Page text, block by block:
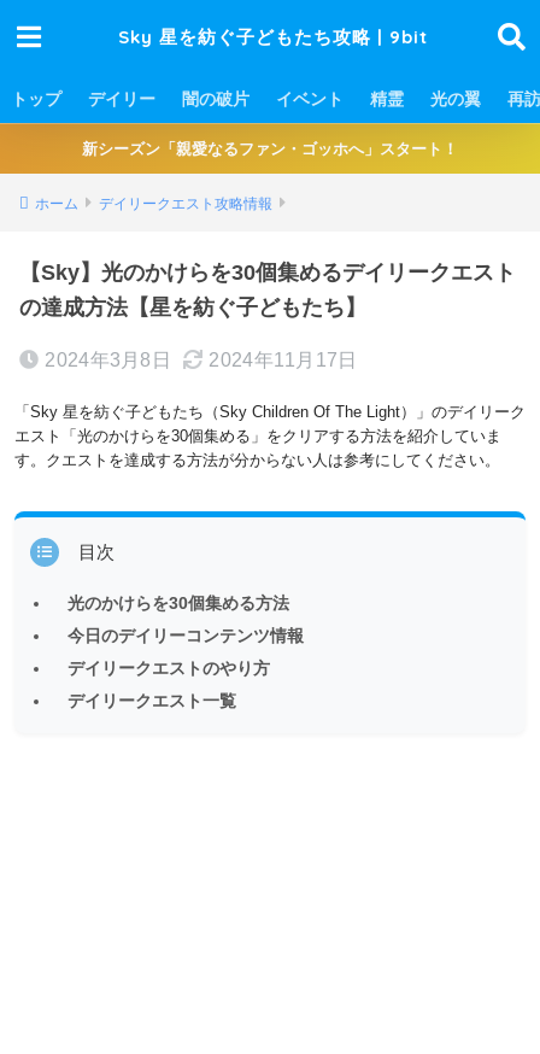
Sky 星を紡ぐ子どもたち攻略 | 9bit
トップ デイリー 闇の破片 イベント 精霊 光の翼 再訪
新シーズン「親愛なるファン・ゴッホへ」スタート！
ホーム デイリークエスト攻略情報
【Sky】光のかけらを30個集めるデイリークエスト
の達成方法【星を紡ぐ子どもたち】
2024年3月8日 2024年11月17日
「Sky 星を紡ぐ子どもたち（Sky Children Of The Light）」のデイリーク
エスト「光のかけらを30個集める」をクリアする方法を紹介していま
す。クエストを達成する方法が分からない人は参考にしてください。
目次
光のかけらを30個集める方法
今日のデイリーコンテンツ情報
デイリークエストのやり方
デイリークエスト一覧